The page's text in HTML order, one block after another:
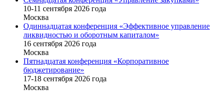
10-11 сентября 2026 года
Москва
Одиннадцатая конференция «Эффективное управление
ликвидностью и оборотным капиталом»
16 cентября 2026 года
Москва
Пятнадцатая конференция «Корпоративное
бюджетирование»
17-18 сентября 2026 года
Москва